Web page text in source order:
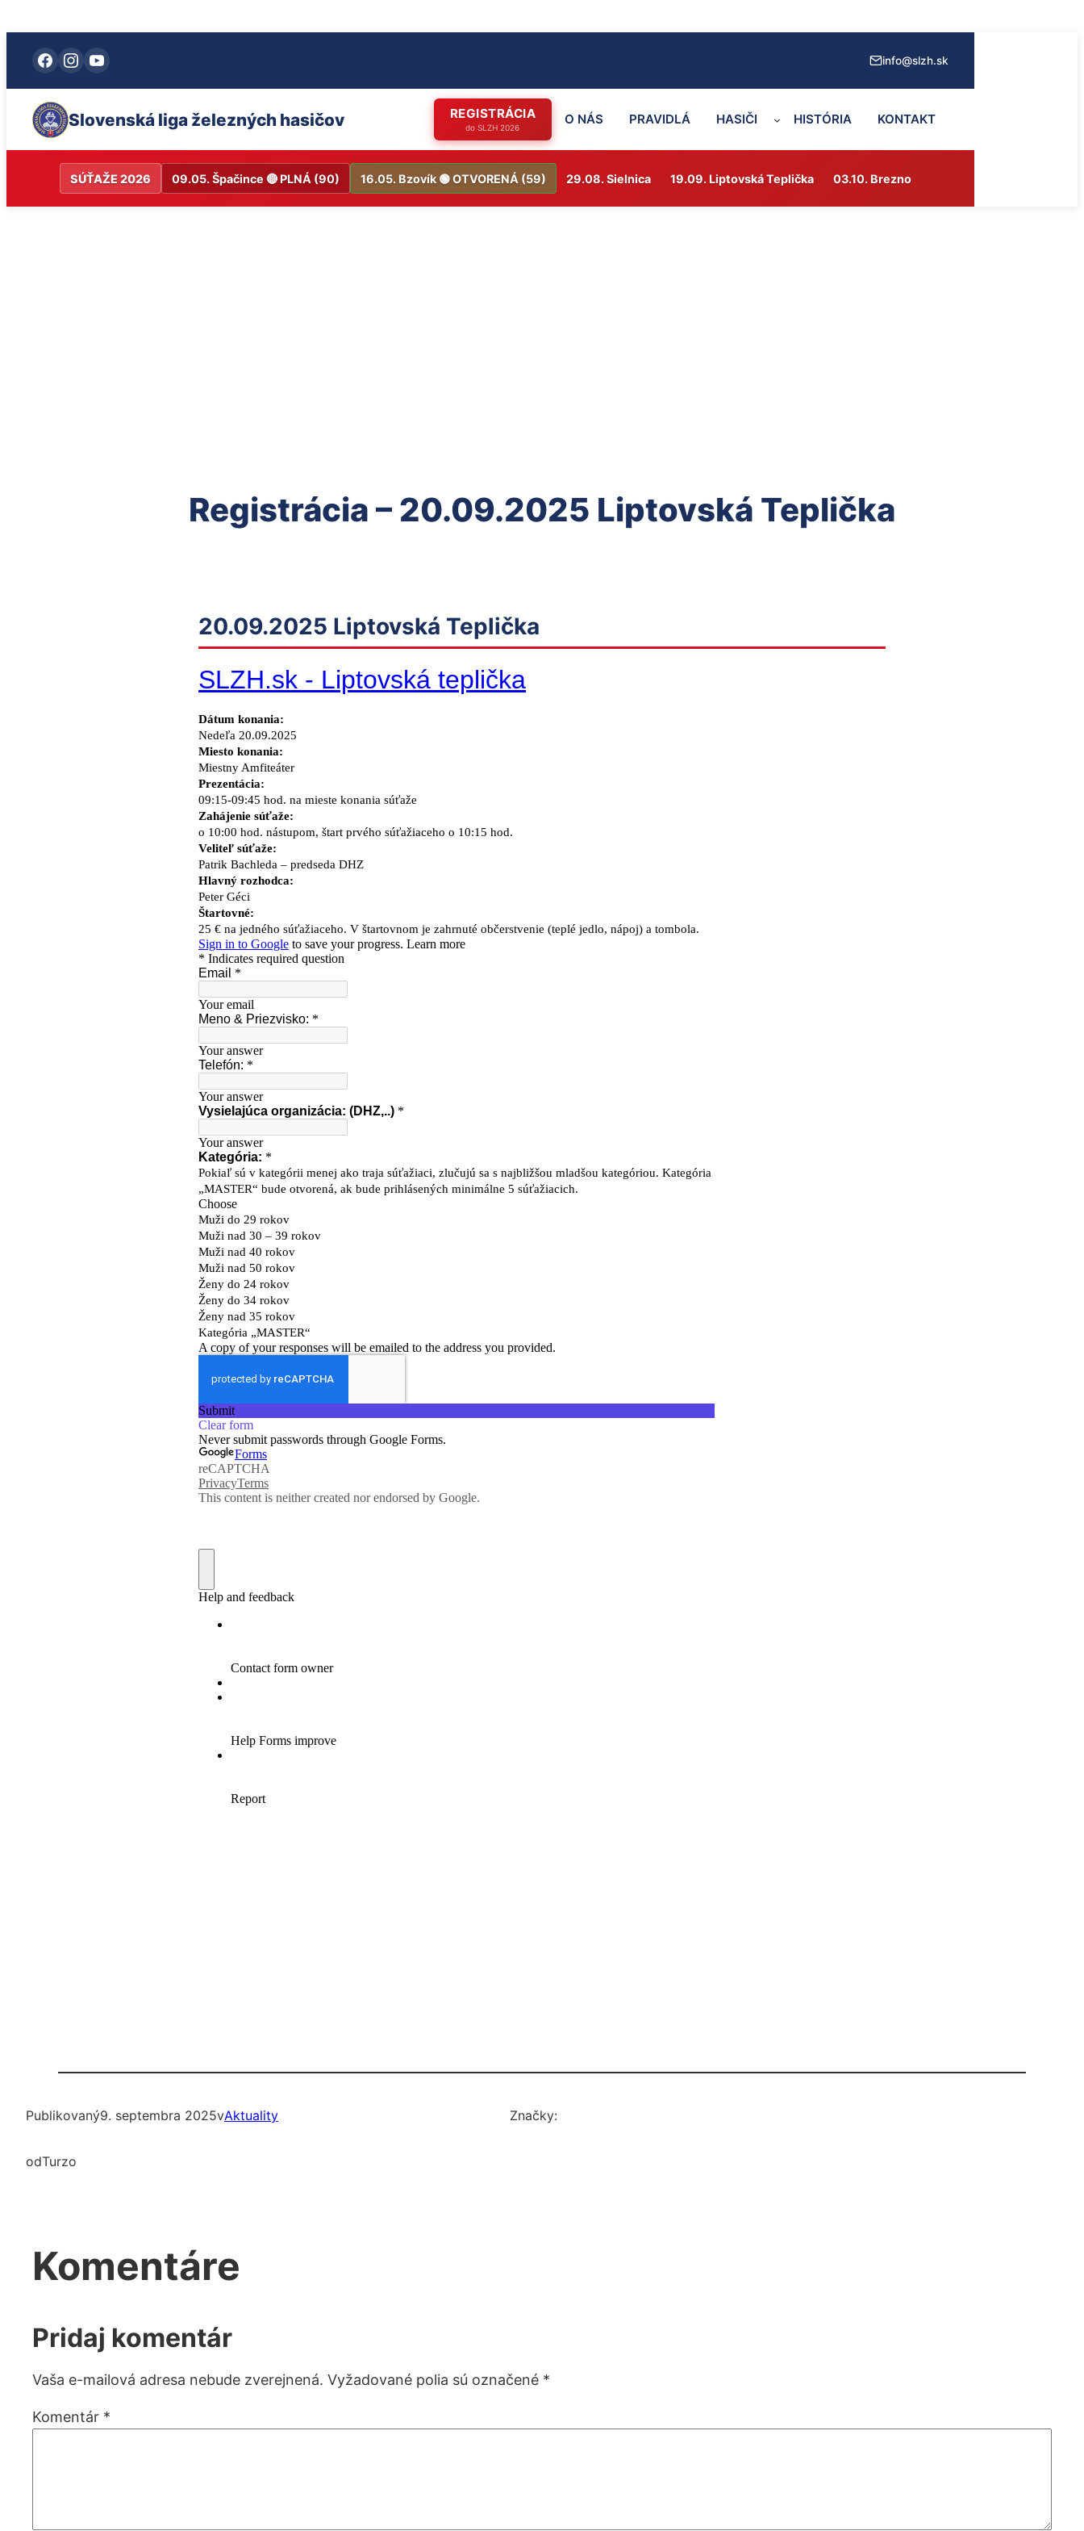
info@slzh.sk
Slovenská liga železných hasičov REGISTRÁCIA O NÁS PRAVIDLÁ HASIČI HISTÓRIA KONTAKT
SÚŤAŽE 2026 09.05. Špačince 🔴 PLNÁ (90) 16.05. Bzovík 🟢 OTVORENÁ (59) 29.08. Sielnica 19.09. Liptovská Teplička 03.10. Brezno
Registrácia – 20.09.2025 Liptovská Teplička
20.09.2025 Liptovská Teplička
Publikovaný9. septembra 2025vAktuality
odTurzo
Značky:
Komentáre
Pridaj komentár
Vaša e-mailová adresa nebude zverejnená. Vyžadované polia sú označené *
Komentár *